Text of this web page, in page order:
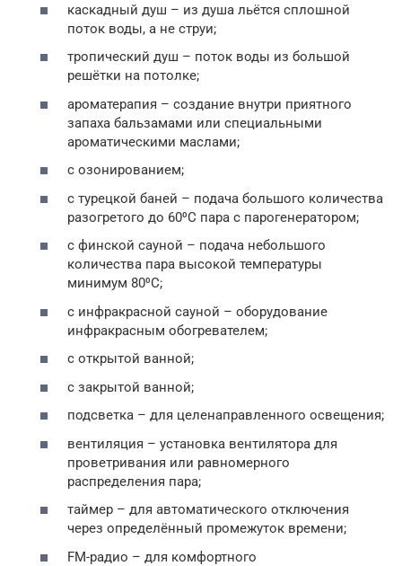
каскадный душ – из душа льётся сплошной
поток воды, а не струи;
тропический душ – поток воды из большой
решётки на потолке;
ароматерапия – создание внутри приятного
запаха бальзамами или специальными
ароматическими маслами;
с озонированием;
с турецкой баней – подача большого количества
разогретого до 60⁰С пара с парогенератором;
с финской сауной – подача небольшого
количества пара высокой температуры
минимум 80⁰С;
с инфракрасной сауной – оборудование
инфракрасным обогревателем;
с открытой ванной;
с закрытой ванной;
подсветка – для целенаправленного освещения;
вентиляция – установка вентилятора для
проветривания или равномерного
распределения пара;
таймер – для автоматического отключения
через определённый промежуток времени;
FM-радио – для комфортного